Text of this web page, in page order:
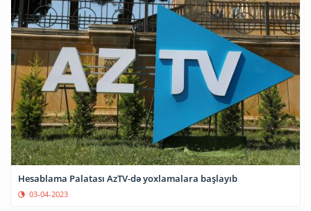
Hesablama Palatası AzTV-də yoxlamalara başlayıb
03-04-2023